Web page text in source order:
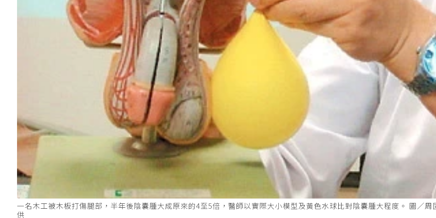
一名木工被木板打傷腿部，半年後陰囊腫大成原來的4至5倍，醫師以實際大小模型及黃色水球比對陰囊腫大程度。 圖／